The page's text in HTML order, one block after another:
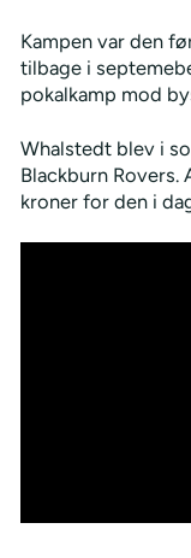
Kampen var den
tilbage i
pokalkamp mod
Whalstedt blev i
Blackburn Rovers.
kroner for den i